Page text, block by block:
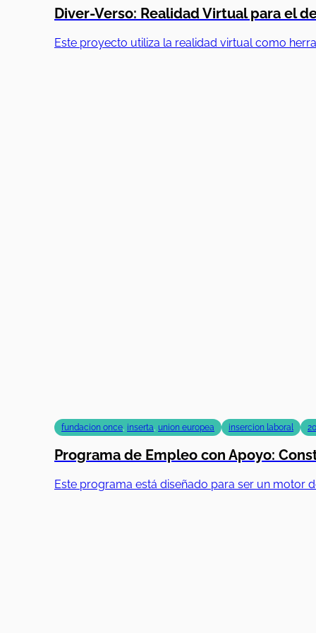
Diver-Verso: Realidad Virtual para el
Este proyecto utiliza la realidad virtual como
fundacion once, inserta, union europea insercion laboral
Programa de Empleo con Apoyo:
Este programa está diseñado para ser un motor